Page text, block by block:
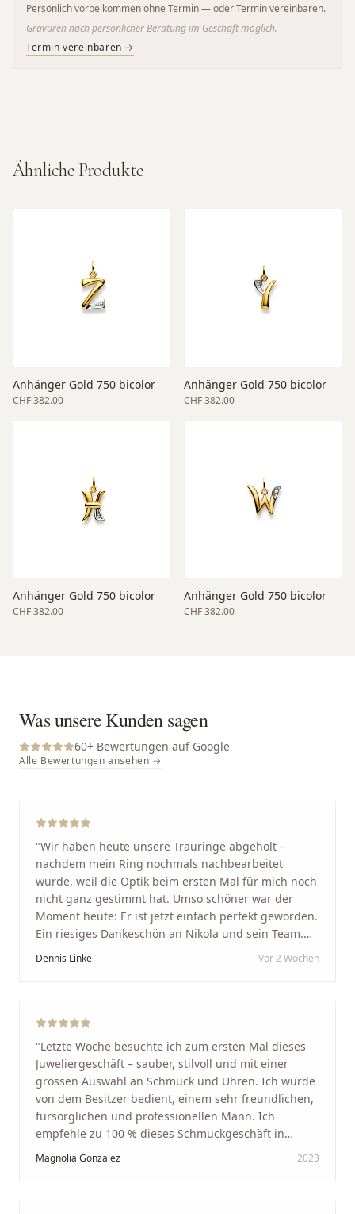
Persönlich vorbeikommen ohne Termin — oder Termin vereinbaren.
Gravuren nach persönlicher Beratung im Geschäft möglich.
Termin vereinbaren →
Ähnliche Produkte
Anhänger Gold 750 bicolor
CHF 382.00
Anhänger Gold 750 bicolor
CHF 382.00
Anhänger Gold 750 bicolor
CHF 382.00
Anhänger Gold 750 bicolor
CHF 382.00
Was unsere Kunden sagen
60+ Bewertungen auf Google
Alle Bewertungen ansehen →
"Wir haben heute unsere Trauringe abgeholt –
nachdem mein Ring nochmals nachbearbeitet
wurde, weil die Optik beim ersten Mal für mich noch
nicht ganz gestimmt hat. Umso schöner war der
Moment heute: Er ist jetzt einfach perfekt geworden.
Ein riesiges Dankeschön an Nikola und sein Team.
Vom ersten Termin an wurden wir jedes Mal
Arbeit und seine Kunden wirklich am Herzen liegen.
Service und echte Herzlichkeit schätzt, ist hier genau
richtig."
Dennis Linke Vor 2 Wochen
"Letzte Woche besuchte ich zum ersten Mal dieses
Juweliergeschäft – sauber, stilvoll und mit einer
grossen Auswahl an Schmuck und Uhren. Ich wurde
von dem Besitzer bedient, einem sehr freundlichen,
fürsorglichen und professionellen Mann. Ich
empfehle zu 100 % dieses Schmuckgeschäft in
Schaffhausen. Ich selbst war sehr zufrieden und
glücklich mit der Behandlung. Ich danke Ihnen – ich
Magnolia Gonzalez 2023